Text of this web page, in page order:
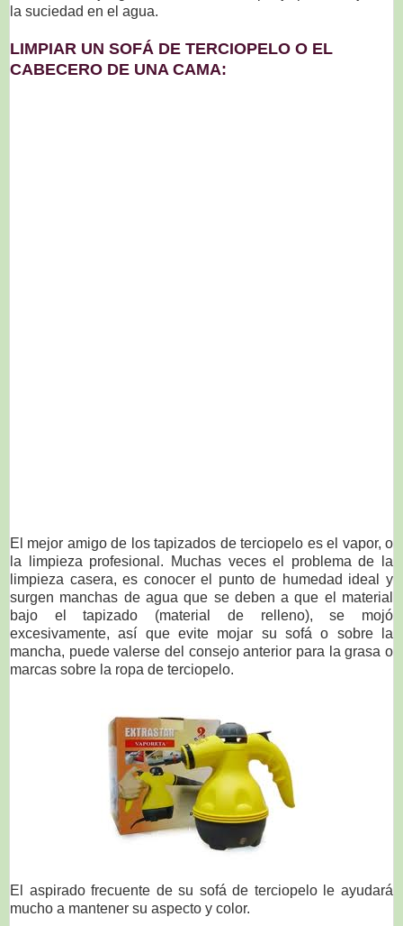
la suciedad en el agua.
LIMPIAR UN SOFÁ DE TERCIOPELO O EL
CABECERO DE UNA CAMA:
El mejor amigo de los tapizados de terciopelo es el vapor, o
la limpieza profesional. Muchas veces el problema de la
limpieza casera, es conocer el punto de humedad ideal y
surgen manchas de agua que se deben a que el material
bajo el tapizado (material de relleno), se mojó
excesivamente, así que evite mojar su sofá o sobre la
mancha, puede valerse del consejo anterior para la grasa o
marcas sobre la ropa de terciopelo.
El aspirado frecuente de su sofá de terciopelo le ayudará
mucho a mantener su aspecto y color.